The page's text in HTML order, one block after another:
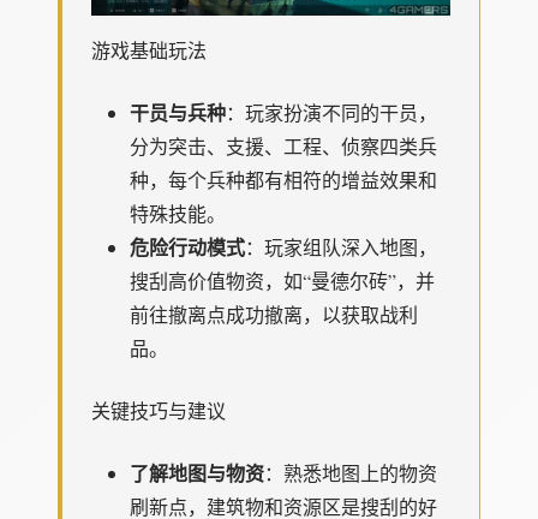
游戏基础玩法
干员与兵种：玩家扮演不同的干员，
分为突击、支援、工程、侦察四类兵
种，每个兵种都有相符的增益效果和
特殊技能。
危险行动模式：玩家组队深入地图，
搜刮高价值物资，如“曼德尔砖”，并
前往撤离点成功撤离，以获取战利
品。
关键技巧与建议
了解地图与物资：熟悉地图上的物资
刷新点，建筑物和资源区是搜刮的好